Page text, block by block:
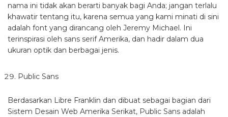
nama ini tidak akan berarti banyak bagi Anda; jangan terlalu
khawatir tentang itu, karena semua yang kami minati di sini
adalah font yang dirancang oleh Jeremy Michael. Ini
terinspirasi oleh sans serif Amerika, dan hadir dalam dua
ukuran optik dan berbagai jenis.
Public Sans
Berdasarkan Libre Franklin dan dibuat sebagai bagian dari
Sistem Desain Web Amerika Serikat, Public Sans adalah